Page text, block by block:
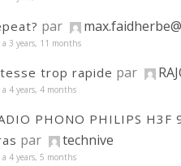
par
a 3 years, 11 months
trop rapide par
a 4 years, 4 months
PHONO PHILIPS H3F
par technive
a 4 years, 5 months